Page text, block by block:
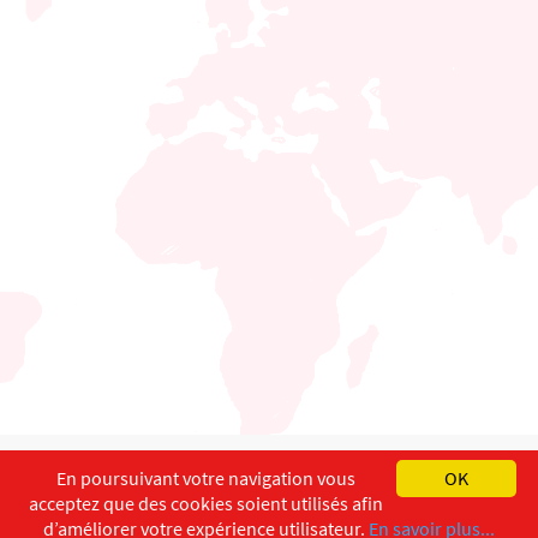
English Français
Copyright ©ISEC-AdW Impressum
OK
En poursuivant votre navigation vous
acceptez que des cookies soient utilisés afin
d’améliorer votre expérience utilisateur. En savoir plus...